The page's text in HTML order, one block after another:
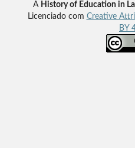
A History of Education in
Licenciado com Creative
BY